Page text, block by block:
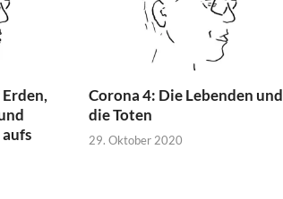
Corona 4: Die Lebenden und
die Toten
29. Oktober 2020